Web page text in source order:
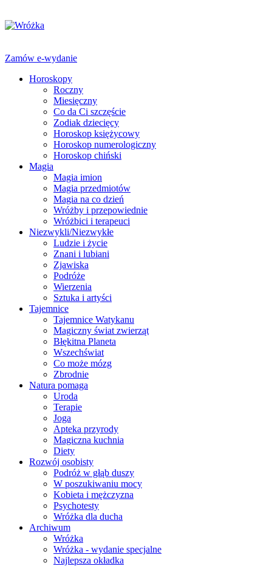
Zamów e-wydanie
Horoskopy
Roczny
Miesięczny
Co da Ci szczęście
Zodiak dziecięcy
Horoskop księżycowy
Horoskop numerologiczny
Horoskop chiński
Magia
Magia imion
Magia przedmiotów
Magia na co dzień
Wróżby i przepowiednie
Wróżbici i terapeuci
Niezwykli/Niezwykłe
Ludzie i życie
Znani i lubiani
Zjawiska
Podróże
Wierzenia
Sztuka i artyści
Tajemnice
Tajemnice Watykanu
Magiczny świat zwierząt
Błękitna Planeta
Wszechświat
Co może mózg
Zbrodnie
Natura pomaga
Uroda
Terapie
Joga
Apteka przyrody
Magiczna kuchnia
Diety
Rozwój osobisty
Podróż w głąb duszy
W poszukiwaniu mocy
Kobieta i mężczyzna
Psychotesty
Wróżka dla ducha
Archiwum
Wróżka
Wróżka - wydanie specjalne
Najlepsza okładka